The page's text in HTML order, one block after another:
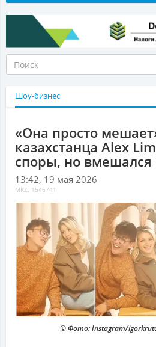
Шоу-бизнес
«Она просто
казахстанца Alex
споры, но вмешался
13:42, 19 мая 2026
MKZ: 1546741
© Фото: Instagram/